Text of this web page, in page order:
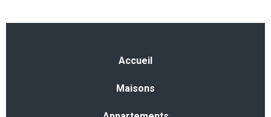
Accueil
Maisons